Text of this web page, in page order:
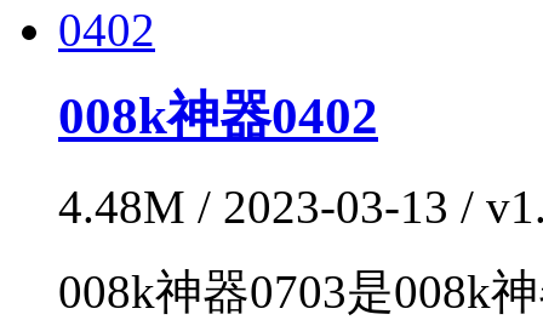
008k神器0402
4.48M / 2023-03-13 /
008k神器0703是008k